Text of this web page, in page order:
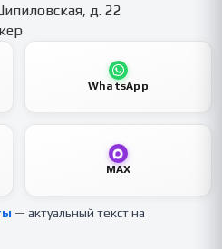
д. 22
WhatsApp
MAX
— актуальный текст на